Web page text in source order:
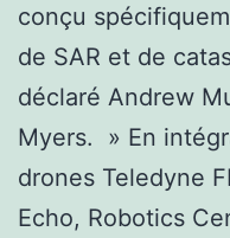
conçu
de SAR et de
déclaré Andrew
Myers. » En
drones Teledyne
Echo, Robotics